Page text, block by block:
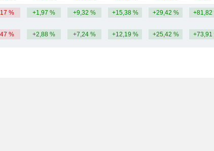
% +1,97 % +9,32 % +15,38 % +29,42 % +81,82
% +2,88 % +7,24 % +12,19 % +25,42 % +73,91